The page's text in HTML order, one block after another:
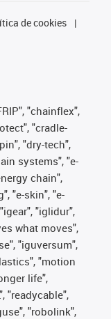
de cookies
"chainflex",
"cradle-
"dry-tech",
systems", "e-
chain",
"e-skin", "e-
"iglidur",
what moves",
"iguversum",
"motion
life",
"readycable",
"robolink",